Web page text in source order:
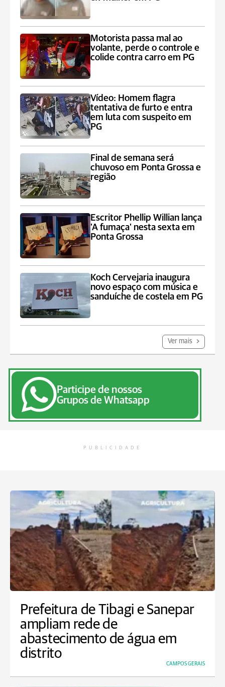
Motorista passa mal ao
volante, perde o controle e
colide contra carro em PG
Vídeo: Homem flagra
tentativa de furto e entra
em luta com suspeito em
PG
Final de semana será
chuvoso em Ponta Grossa e
região
Escritor Phellip Willian lança
'A fumaça' nesta sexta em
Ponta Grossa
Koch Cervejaria inaugura
novo espaço com música e
sanduíche de costela em PG
Ver mais
Participe de nossos
Grupos de Whatsapp
PUBLICIDADE
Prefeitura de Tibagi e Sanepar
ampliam rede de
abastecimento de água em
distrito
CAMPOS GERAIS